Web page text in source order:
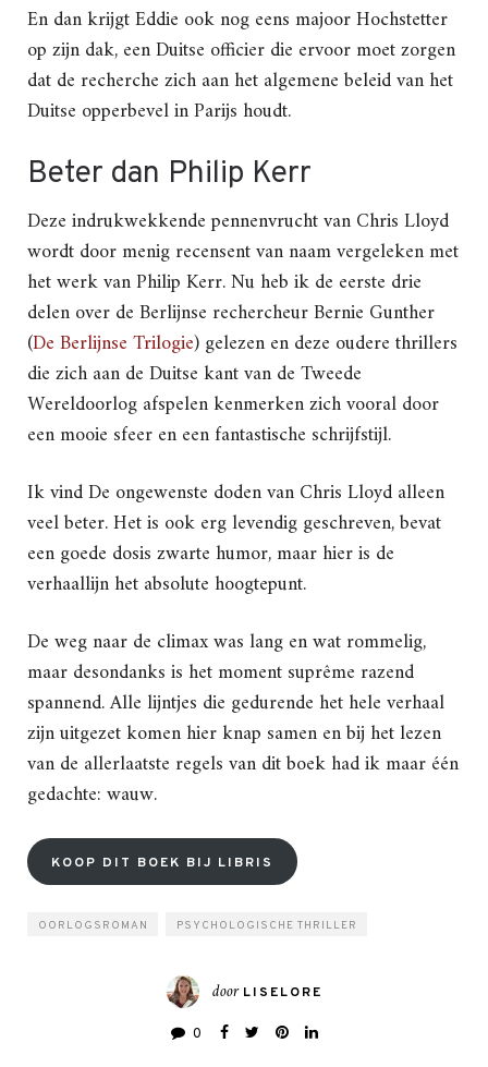
En dan krijgt Eddie ook nog eens majoor Hochstetter
op zijn dak, een Duitse officier die ervoor moet zorgen
dat de recherche zich aan het algemene beleid van het
Duitse opperbevel in Parijs houdt.
Beter dan Philip Kerr
Deze indrukwekkende pennenvrucht van Chris Lloyd
wordt door menig recensent van naam vergeleken met
het werk van Philip Kerr. Nu heb ik de eerste drie
delen over de Berlijnse rechercheur Bernie Gunther
(De Berlijnse Trilogie) gelezen en deze oudere thrillers
die zich aan de Duitse kant van de Tweede
Wereldoorlog afspelen kenmerken zich vooral door
een mooie sfeer en een fantastische schrijfstijl.
Ik vind De ongewenste doden van Chris Lloyd alleen
veel beter. Het is ook erg levendig geschreven, bevat
een goede dosis zwarte humor, maar hier is de
verhaallijn het absolute hoogtepunt.
De weg naar de climax was lang en wat rommelig,
maar desondanks is het moment suprême razend
spannend. Alle lijntjes die gedurende het hele verhaal
zijn uitgezet komen hier knap samen en bij het lezen
van de allerlaatste regels van dit boek had ik maar één
gedachte: wauw.
KOOP DIT BOEK BIJ LIBRIS
OORLOGSROMAN PSYCHOLOGISCHE THRILLER
door LISELORE
0